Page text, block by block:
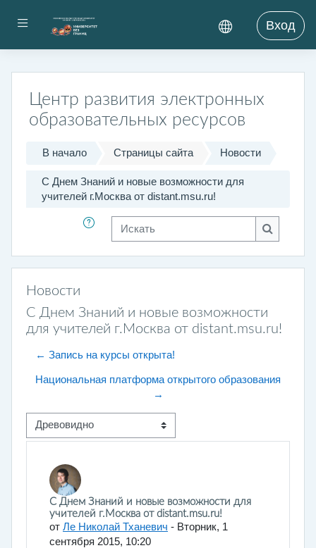
Боковая панель Вход
Центр развития электронных
образовательных ресурсов
В начало Страницы сайта Новости
С Днем Знаний и новые возможности для
учителей г.Москва от distant.msu.ru!
Искать
Искать
Новости
С Днем Знаний и новые возможности
для учителей г.Москва от distant.msu.ru!
← Запись на курсы открыта!
Национальная платформа открытого образования
→
Режим отображения
С Днем Знаний и новые возможности для
учителей г.Москва от distant.msu.ru!
от Ле Николай Тханевич - Вторник, 1
сентября 2015, 10:20
Количество ответов: 0